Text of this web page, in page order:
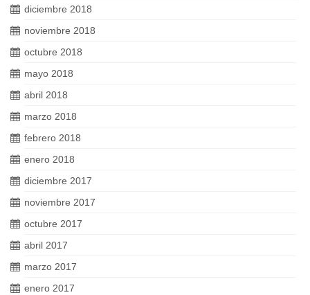
diciembre 2018
noviembre 2018
octubre 2018
mayo 2018
abril 2018
marzo 2018
febrero 2018
enero 2018
diciembre 2017
noviembre 2017
octubre 2017
abril 2017
marzo 2017
enero 2017